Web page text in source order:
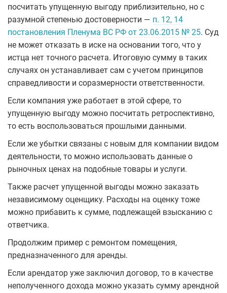
посчитать упущенную выгоду приблизительно, но с
разумной степенью достоверности — п. 12, 14
постановления Пленума ВС РФ от 23.06.2015 № 25. Суд
не может отказать в иске на основании того, что у
истца нет точного расчета. Итоговую сумму в таких
случаях он устанавливает сам с учетом принципов
справедливости и соразмерности ответственности.
Если компания уже работает в этой сфере, то
упущенную выгоду можно посчитать ретроспективно,
то есть воспользоваться прошлыми данными.
Если же убытки связаны с новым для компании видом
деятельности, то можно использовать данные о
рыночных ценах на подобные товары и услуги.
Также расчет упущенной выгоды можно заказать
независимому оценщику. Расходы на оценку тоже
можно прибавить к сумме, подлежащей взысканию с
ответчика.
Продолжим пример с ремонтом помещения,
предназначенного для аренды.
Если арендатор уже заключил договор, то в качестве
неполученного дохода можно указать сумму арендной